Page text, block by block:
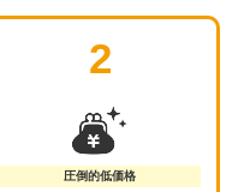
2
圧倒的低価格